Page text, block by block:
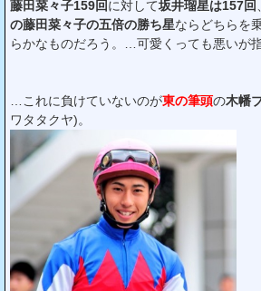
藤田菜々子159回に対して坂井瑠星は157回
の藤田菜々子の五倍の勝ち星ならどちらを
らかなものだろう。…可愛くっても悪いが
…これに負けていないのが東の筆頭の木幡
ワタタクヤ)。